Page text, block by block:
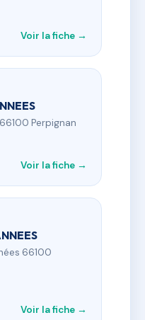
Voir la fiche →
Perpignan
Voir la fiche →
66100
Voir la fiche →